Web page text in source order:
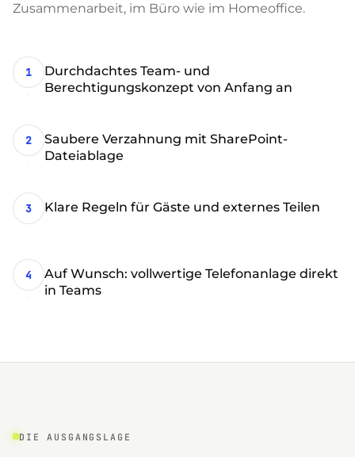
Zusammenarbeit, im Büro wie im Homeoffice.
1
Durchdachtes Team- und
Berechtigungskonzept von Anfang an
2
Saubere Verzahnung mit SharePoint-
Dateiablage
3 Klare Regeln für Gäste und externes Teilen
4
Auf Wunsch: vollwertige Telefonanlage direkt
in Teams
DIE AUSGANGSLAGE